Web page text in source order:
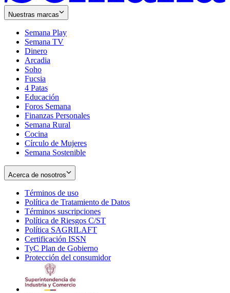
Nuestras marcas
Semana Play
Semana TV
Dinero
Arcadia
Soho
in
new
window
Fucsia
in
new
window
4 Patas
Educación
Foros Semana
Finanzas Personales
Semana Rural
Cocina
Círculo de Mujeres
Semana Sostenible
Acerca de nosotros
Términos de uso
in
new
window
Política de Tratamiento de Datos
Términos suscripciones
in
Política de Riesgos C/ST
Política SAGRILAFT
new
window
Certificación ISSN
in
new
TyC Plan de Gobierno
in
Protección del consumidorOpens